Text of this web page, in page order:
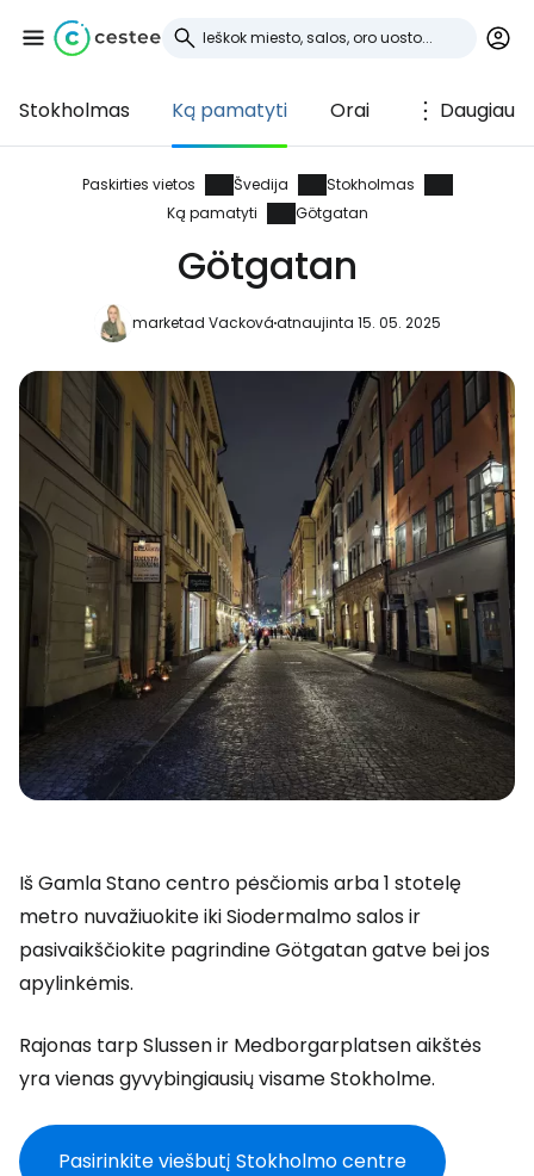
Stokholmas Ką pamatyti Orai Daugiau
Paskirties vietos Švedija
Stokholmas
Ką pamatyti
Götgatan
Götgatan
marketad Vackováatnaujinta 15. 05. 2025
Iš Gamla Stano centro pėsčiomis arba 1 stotelę
metro nuvažiuokite iki Siodermalmo salos ir
pasivaikščiokite pagrindine Götgatan gatve bei jos
apylinkėmis.
Rajonas tarp Slussen ir Medborgarplatsen aikštės
yra vienas gyvybingiausių visame Stokholme.
Pasirinkite viešbutį Stokholmo centre
Prisijunkite prie
Cestee
Tęsti su Google
Tęsti su Facebook
Tęsti el. paštu